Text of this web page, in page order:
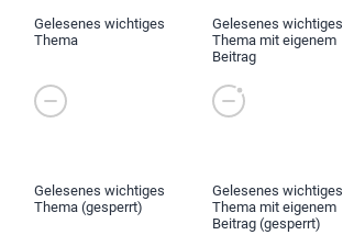
Gelesenes wichtiges
Thema
Gelesenes wichtiges
Thema mit eigenem
Beitrag
Gelesenes wichtiges
Thema (gesperrt)
Gelesenes wichtiges
Thema mit eigenem
Beitrag (gesperrt)